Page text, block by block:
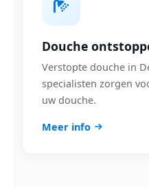
Douche
Verstopte douche in
specialisten zorgen
uw douche.
Meer info